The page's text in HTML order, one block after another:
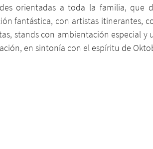
orientadas a toda la familia, que
fantástica, con artistas itinerantes,
stands con ambientación especial y
en sintonía con el espíritu de